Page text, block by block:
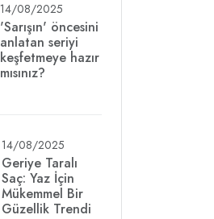
14/08/2025
'Sarışın' öncesini
anlatan seriyi
keşfetmeye hazır
mısınız?
14/08/2025
Geriye Taralı
Saç: Yaz İçin
Mükemmel Bir
Güzellik Trendi